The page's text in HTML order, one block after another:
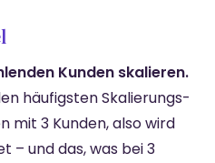
Kunden skalieren.
häufigsten Skalierungs-
mit 3 Kunden, also wird
– und das, was bei 3